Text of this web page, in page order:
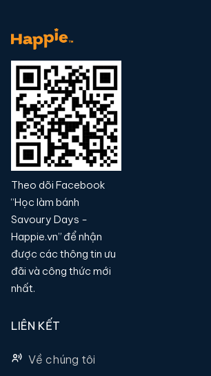
Theo dõi Facebook
“Học làm bánh
Savoury Days -
Happie.vn” để nhận
được các thông tin ưu
đãi và công thức mới
nhất.
LIÊN KẾT
Về chúng tôi